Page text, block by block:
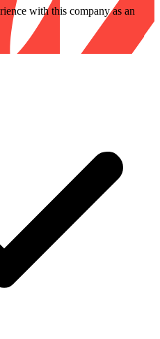
with this company as an